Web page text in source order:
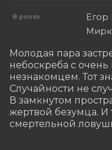
В ролях
Егор
Молодая пара
небоскреба с
незнакомцем. Тот
Случайности не
В замкнутом
жертвой безумца. И
смертельной